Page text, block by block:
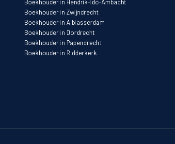
Boekhouder in Hendrik-Ido-Ambacht
Boekhouder in Zwijndrecht
Boekhouder in Alblasserdam
Boekhouder in Dordrecht
Boekhouder in Papendrecht
Boekhouder in Ridderkerk